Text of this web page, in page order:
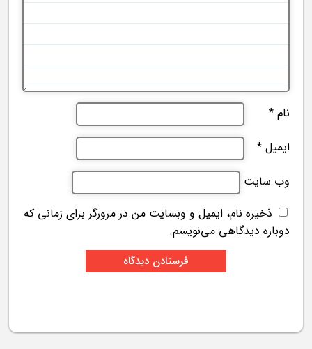
نام *
ایمیل *
وب‌ سایت
ذخیره نام، ایمیل و وبسایت من در مرورگر برای زمانی که
دوباره دیدگاهی می‌نویسم.